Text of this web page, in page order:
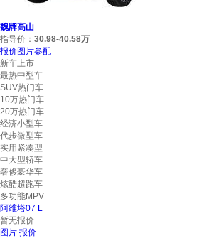
魏牌高山
指导价： 30.98-40.58万
报价图片参配
新车上市
最热中型车
SUV热门车
10万热门车
20万热门车
经济小型车
代步微型车
实用紧凑型
中大型轿车
奢侈豪华车
炫酷超跑车
多功能MPV
阿维塔07 L
暂无报价
图片 报价